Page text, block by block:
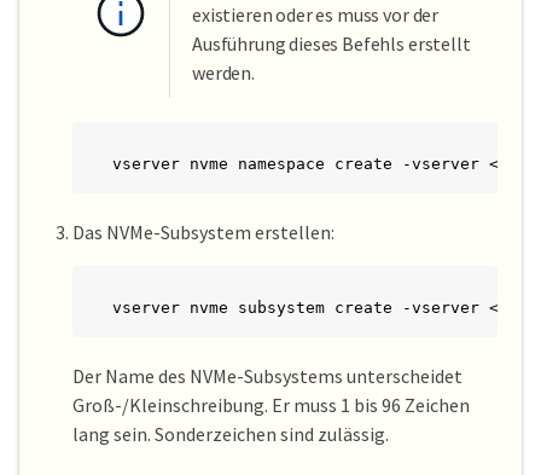
existieren oder es muss vor der
Ausführung dieses Befehls erstellt
werden.
vserver nvme namespace create -vserver
Das NVMe-Subsystem erstellen:
vserver nvme subsystem create -vserver
Der Name des NVMe-Subsystems unterscheidet
Groß-/Kleinschreibung. Er muss 1 bis 96 Zeichen
lang sein. Sonderzeichen sind zulässig.